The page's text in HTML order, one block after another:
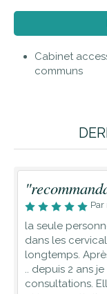
Cabinet
communs
Par
la seule
dans les
longtemps.
.. depuis 2 ans
consultations.